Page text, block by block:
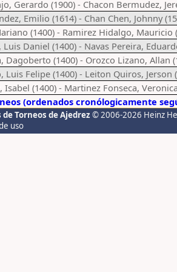
Gerardo (1900) - Chacon Bermudez,
Emilio (1614) - Chan Chen, Johnny
(1400) - Ramirez Hidalgo, Mauricio
Daniel (1400) - Navas Pereira,
Dagoberto (1400) - Orozco Lizano, Allan
Felipe (1400) - Leiton Quiros, Jerson
Isabel (1400) - Martinez Fonseca,
(ordenados cronólogicamente
Torneos de Ajedrez © 2006-2026 Heinz
uso